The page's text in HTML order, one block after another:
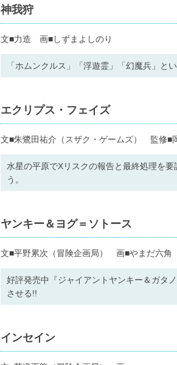
神我狩
文■力造 画■しずまよしのり
「ホムンクルス」「浮遊霊」「幻魔兵」と
エクリプス・フェイズ
文■朱鷺田祐介（スザク・ゲームズ） 監修■
水星の平原でXリスクの報告と最終処理を
う。
ヤンキー＆ヨグ＝ソトース
文■平野累次（冒険企画局） 画■やまだ六角
好評発売中『ジャイアントヤンキー＆ガタ
させる!!
インセイン